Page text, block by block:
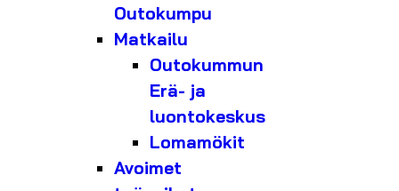
Outokumpu
Matkailu
Outokummun
Erä- ja
luontokeskus
Lomamökit
Avoimet